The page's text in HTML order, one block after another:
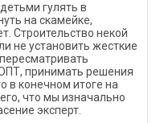
гулять в
на скамейке,
Строительство некой
не установить жесткие
принимать решения
в конечном итоге на
что мы изначально
эксперт.